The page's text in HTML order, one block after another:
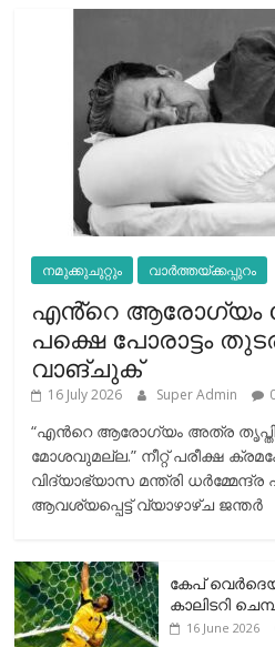
നമുക്കുചുറ്റും വാർത്തയ്ക്കപ്പുറം
എൻ്റെ ആരോഗ്യം
പക്ഷെ പോരാട്ടം
വാങ്ചുക്
16 July 2026 Super Admin
“എന്‍റെ ആരോഗ്യം അത്ര
മോശവുമല്ല.” നീറ്റ് പരീക്ഷ
വിദ്യാഭ്യാസ മന്ത്രി ധർമ്മേന്ദ്ര
ആവശ്യപ്പെട്ട് വ്യാഴാഴ്ച ജന്തർ
കേപ്
കാലിടറി
16 June 2026